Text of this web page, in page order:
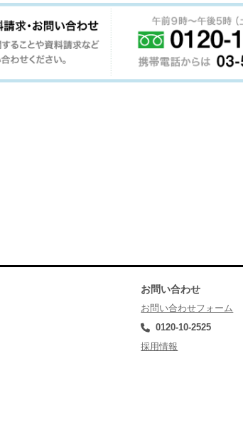
お問い合わせ
お問い合わせフォーム
0120-10-2525
採用情報